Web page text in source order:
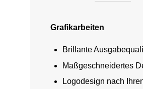
Grafikarbeiten
Brillante
Maßgeschneidertes
Logodesign nach